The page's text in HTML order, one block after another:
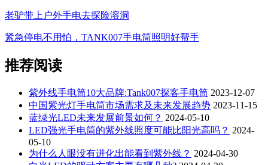
老驴带上户外手电去探险溶洞
紧急停电不用怕，TANK007手电筒照明好帮手
推荐阅读
紫外线手电筒10大品牌:Tank007探客手电筒 2023-12-07
中国紫光灯手电筒市场需求及未来发展趋势 2023-11-15
蓝绿光LED未来发展前景如何？ 2024-05-10
LED强光手电筒的紫外线照度可能比阳光高吗？ 2024-
05-10
为什么人眼没有进化出能看到紫外线？ 2024-04-30